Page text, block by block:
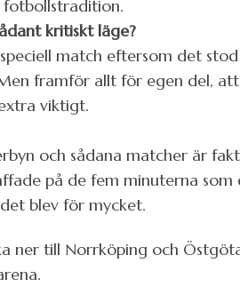
fotbollstradition.
kritiskt läge?
match eftersom det
framför allt för egen del,
viktigt.
och sådana matcher är
på de fem minuterna
blev för mycket.
ner till Norrköping och